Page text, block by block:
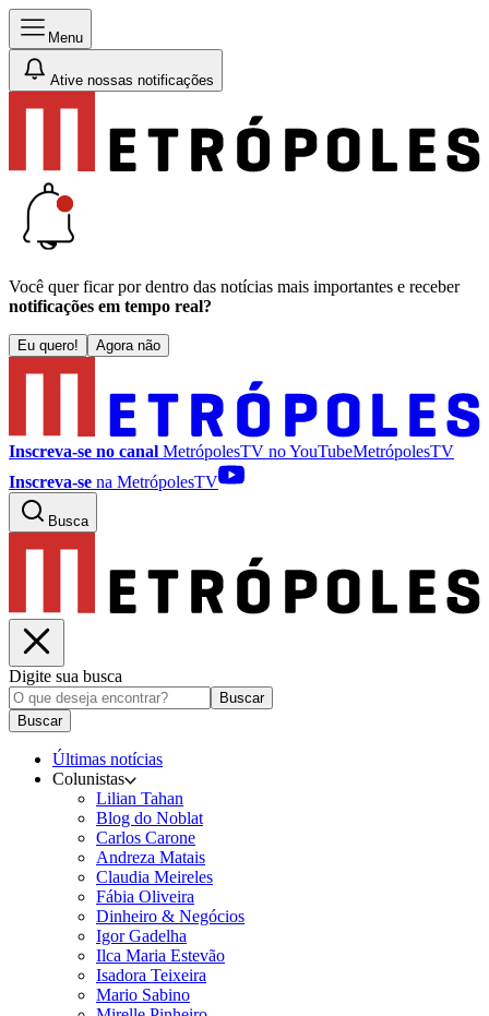
Menu
Ative nossas notificações
Você quer ficar por dentro das notícias mais importantes e receber
notificações em tempo real?
Eu quero! Agora não
Inscreva-se no canal MetrópolesTV noYouTubeMetrópolesTV
Inscreva-se na MetrópolesTV
Busca
Digite sua busca
Buscar
Buscar
Últimas notícias
Colunistas
Lilian Tahan
Blog do Noblat
Carlos Carone
Andreza Matais
Claudia Meireles
Fábia Oliveira
Dinheiro & Negócios
Igor Gadelha
Ilca Maria Estevão
Isadora Teixeira
Mario Sabino